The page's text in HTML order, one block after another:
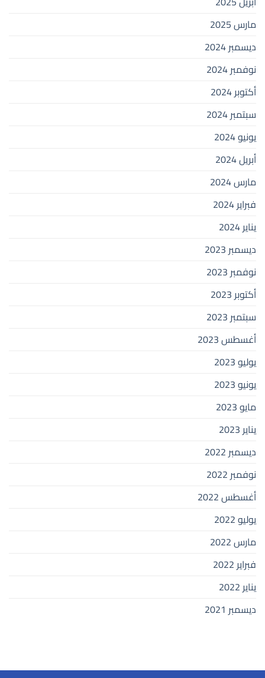
مارس 2025
ديسمبر 2024
نوفمبر 2024
أكتوبر 2024
سبتمبر 2024
يونيو 2024
أبريل 2024
مارس 2024
فبراير 2024
يناير 2024
ديسمبر 2023
نوفمبر 2023
أكتوبر 2023
سبتمبر 2023
أغسطس 2023
يوليو 2023
يونيو 2023
مايو 2023
يناير 2023
ديسمبر 2022
نوفمبر 2022
أغسطس 2022
يوليو 2022
مارس 2022
فبراير 2022
يناير 2022
ديسمبر 2021